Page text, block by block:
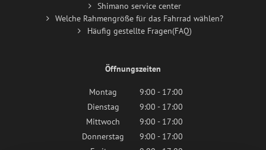
Shimano service center
Welche Rahmengröße für das Fahrrad wählen?
Häufig gestellte Fragen(FAQ)
Öffnungszeiten
Montag
9:00 - 17:00
Dienstag
9:00 - 17:00
Mittwoch
9:00 - 17:00
Donnerstag
9:00 - 17:00